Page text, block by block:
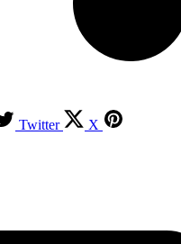
Twitter
X